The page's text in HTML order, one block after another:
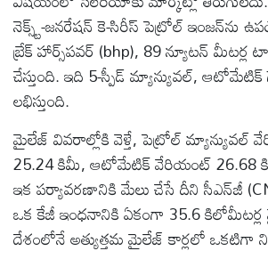
నెక్స్ట్-జనరేషన్ కె-సిరీస్ పెట్రోల్ ఇంజన్‌ను
బ్రేక్ హార్స్‌పవర్ (bhp), 89 న్యూటన్ మీటర్ల
చేస్తుంది. ఇది 5-స్పీడ్ మ్యాన్యువల్, ఆటోమేటిక్
లభిస్తుంది.
మైలేజ్ వివరాల్లోకి వెళ్తే, పెట్రోల్ మ్యాన్యువల్
25.24 కిమీ, ఆటోమేటిక్ వేరియంట్ 26.68
ఇక పర్యావరణానికి మేలు చేసే దీని సీఎన్‌జీ
ఒక కేజీ ఇంధనానికి ఏకంగా 35.6 కిలోమీటర్ల
దేశంలోనే అత్యుత్తమ మైలేజ్ కార్లలో ఒకటిగా